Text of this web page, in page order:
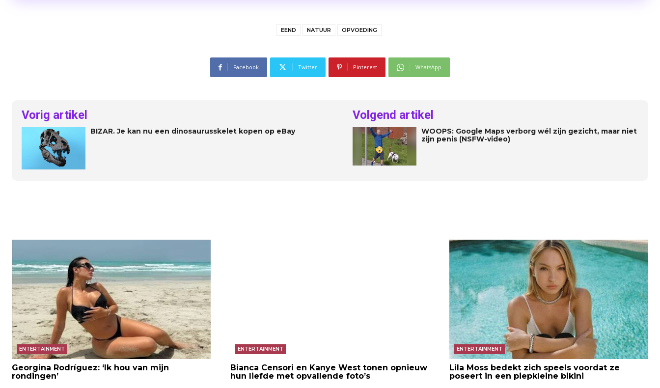
EEND NATUUR OPVOEDING
Facebook Twitter Pinterest WhatsApp
Vorig artikel
BIZAR. Je kan nu een dinosaurusskelet kopen op eBay
Volgend artikel
WOOPS: Google Maps verborg wél zijn gezicht, maar niet
zijn penis (NSFW-video)
ENTERTAINMENT
Georgina Rodríguez: ‘Ik hou van mijn
rondingen’
ENTERTAINMENT
Bianca Censori en Kanye West tonen opnieuw
hun liefde met opvallende foto’s
ENTERTAINMENT
Lila Moss bedekt zich speels voordat ze
poseert in een piepkleine bikini